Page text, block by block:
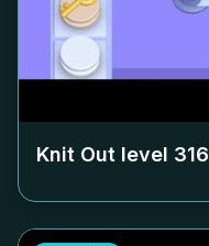
Knit Out level 316